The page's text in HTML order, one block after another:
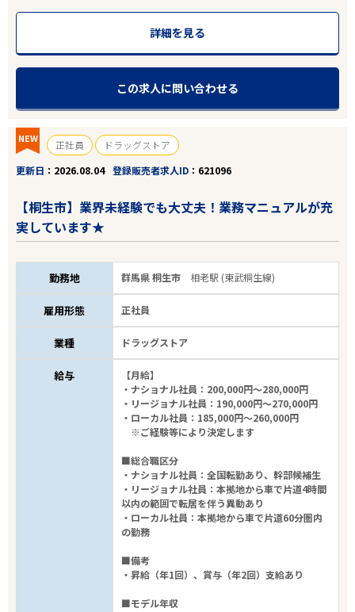
詳細を見る
この求人に問い合わせる
NEW 正社員
ドラッグストア
更新日
2026.08.04 登録販売者求人ID 621096
【桐生市】業界未経験でも大丈夫！業務マニュアルが充
実しています★
勤務地 群馬県 桐生市 相老駅 (東武桐生線)
雇用形態 正社員
業種 ドラッグストア
給与
【月給】
・ナショナル社員：200,000円～280,000円
・リージョナル社員：190,000円～270,000円
・ローカル社員：185,000円～260,000円
※ご経験等により決定します
■総合職区分
・ナショナル社員：全国転勤あり、幹部候補生
・リージョナル社員：本拠地から車で片道4時間
以内の範囲で転居を伴う異動あり
・ローカル社員：本拠地から車で片道60分圏内
の勤務
■備考
・昇給（年1回）、賞与（年2回）支給あり
■モデル年収